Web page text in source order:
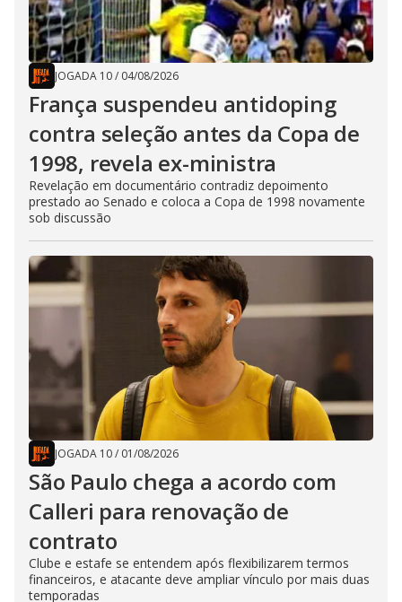
JOGADA 10/ 04/08/2026
França suspendeu antidoping
contra seleção antes da Copa de
1998, revela ex-ministra
Revelação em documentário contradiz depoimento
prestado ao Senado e coloca a Copa de 1998 novamente
sob discussão
JOGADA 10/ 01/08/2026
São Paulo chega a acordo com
Calleri para renovação de
contrato
Clube e estafe se entendem após flexibilizarem termos
financeiros, e atacante deve ampliar vínculo por mais duas
temporadas